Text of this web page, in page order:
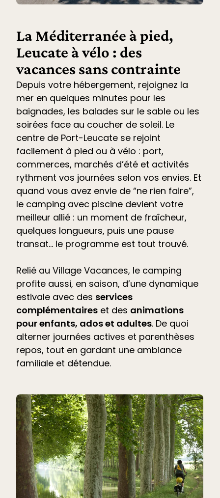
La Méditerranée à pied,
Leucate à vélo : des
vacances sans contrainte
Depuis votre hébergement, rejoignez la
mer en quelques minutes pour les
baignades, les balades sur le sable ou les
soirées face au coucher de soleil. Le
centre de Port-Leucate se rejoint
facilement à pied ou à vélo : port,
commerces, marchés d’été et activités
rythment vos journées selon vos envies. Et
quand vous avez envie de “ne rien faire”,
le camping avec piscine devient votre
meilleur allié : un moment de fraîcheur,
quelques longueurs, puis une pause
transat… le programme est tout trouvé.
Relié au Village Vacances, le camping
profite aussi, en saison, d’une dynamique
estivale avec des services
complémentaires et des animations
pour enfants, ados et adultes. De quoi
alterner journées actives et parenthèses
repos, tout en gardant une ambiance
familiale et détendue.